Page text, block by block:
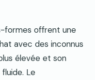
formes offrent une
avec des inconnus
élevée et son
Le